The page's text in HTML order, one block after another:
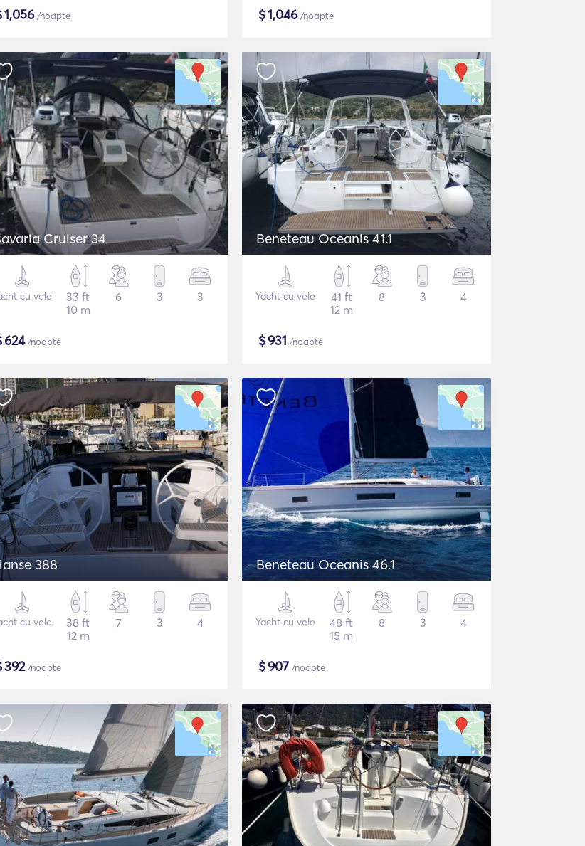
1,056/noapte $1,046/noapte
Cruiser 34
cu vele
33 ft
10 m
6 3 3
624/noapte
Beneteau Oceanis 41.1
Yacht cu vele
41 ft
12 m
8 3 4
$931 /noapte
388
cu vele
38 ft
12 m
7 3 4
392/noapte
Beneteau Oceanis 46.1
Yacht cu vele
48 ft
15 m
8 3 4
$907 /noapte